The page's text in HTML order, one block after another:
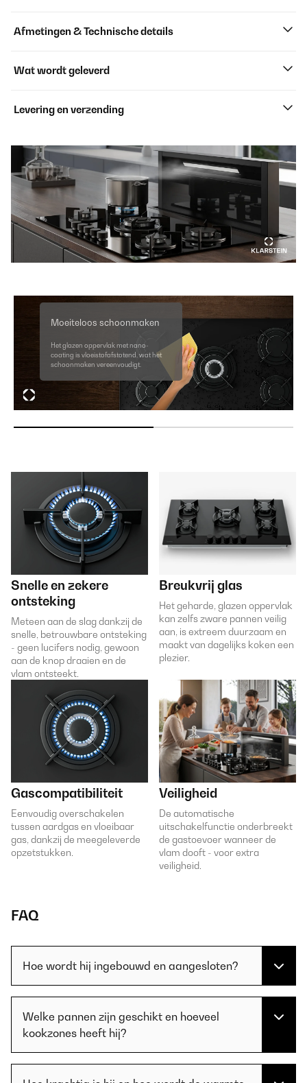
Afmetingen & Technische details
Wat wordt geleverd
Levering en verzending
Moeiteloos schoonmaken
Het glazen oppervlak met nano-
coating is vloeistofafstotend, wat het
schoonmaken vereenvoudigt.
Snelle en zekere
ontsteking
Meteen aan de slag dankzij de
snelle, betrouwbare ontsteking
- geen lucifers nodig, gewoon
aan de knop draaien en de
vlam ontsteekt.
Breukvrij glas
Het geharde, glazen oppervlak
kan zelfs zware pannen veilig
aan, is extreem duurzaam en
maakt van dagelijks koken een
plezier.
Gascompatibiliteit
Eenvoudig overschakelen
tussen aardgas en vloeibaar
gas, dankzij de meegeleverde
opzetstukken.
Veiligheid
De automatische
uitschakelfunctie onderbreekt
de gastoevoer wanneer de
vlam dooft - voor extra
veiligheid.
FAQ
Hoe wordt hij ingebouwd en aangesloten?
Welke pannen zijn geschikt en hoeveel
kookzones heeft hij?